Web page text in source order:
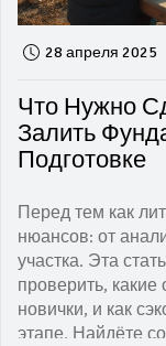
28 апреля 2025
Что Нужно
Залить
Подготовке
Перед тем как
нюансов: от
участка. Эта
проверить,
новички, и как
этапе. Найдёте